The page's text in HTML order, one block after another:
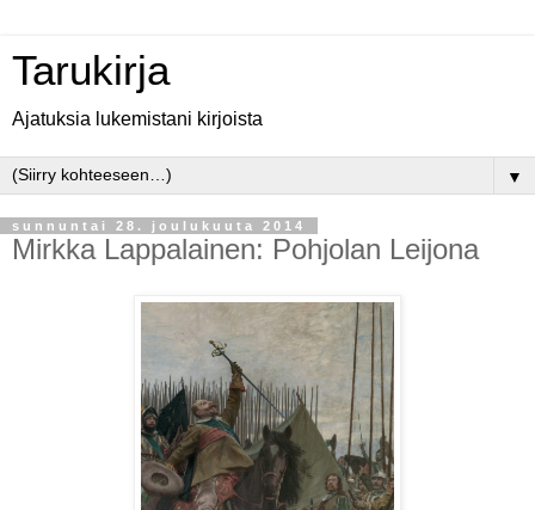
Tarukirja
Ajatuksia lukemistani kirjoista
▼
sunnuntai 28. joulukuuta 2014
Mirkka Lappalainen: Pohjolan Leijona